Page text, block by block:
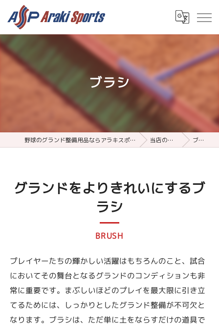
ブラシ
野球のグランド整備用品ならアラキスポーツ 当店の特徴 ブラシ
グランドをよりきれいにするブ
ラシ
BRUSH
プレイヤーたちの輝かしい活躍はもちろんのこと、試合
においてその舞台となるグランドのコンディションも非
常に重要です。まぶしいほどのプレイを最大限に引き立
てるためには、しっかりとしたグランド整備が不可欠と
なります。ブラシは、ただ単に土をならすだけの道具で